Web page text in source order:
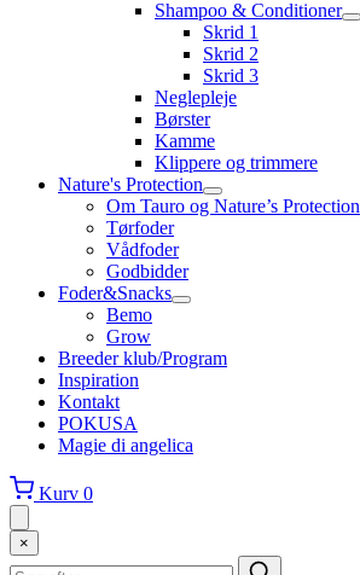
Shampoo & Conditioner
Skrid 1
Skrid 2
Skrid 3
Neglepleje
Børster
Kamme
Klippere og trimmere
Nature's Protection
Om Tauro og Nature’s Protection
Tørfoder
Vådfoder
Godbidder
Foder&Snacks
Bemo
Grow
Breeder klub/Program
Inspiration
Kontakt
POKUSA
Magie di angelica
Kurv 0
×